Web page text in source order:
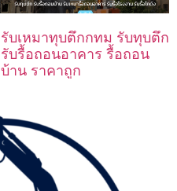
รับเหมาทุบตึกกทม รับทุบตึก
รับรื้อถอนอาคาร รื้อถอน
บ้าน ราคาถูก